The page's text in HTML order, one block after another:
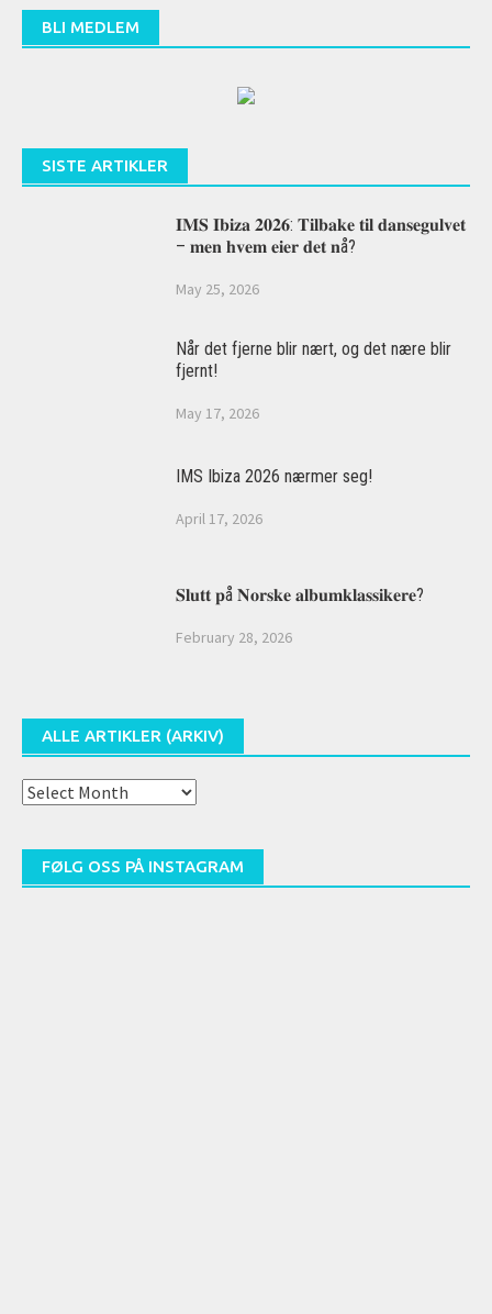
BLI MEDLEM
SISTE ARTIKLER
𝐈𝐌𝐒 𝐈𝐛𝐢𝐳𝐚 𝟐𝟎𝟐𝟔: 𝐓𝐢𝐥𝐛𝐚𝐤𝐞 𝐭𝐢𝐥 𝐝𝐚𝐧𝐬𝐞𝐠𝐮𝐥𝐯𝐞𝐭
– 𝐦𝐞𝐧 𝐡𝐯𝐞𝐦 𝐞𝐢𝐞𝐫 𝐝𝐞𝐭 𝐧å?
May 25, 2026
Når det fjerne blir nært, og det nære blir
fjernt!
May 17, 2026
IMS Ibiza 2026 nærmer seg!
April 17, 2026
𝐒𝐥𝐮𝐭𝐭 𝐩å 𝐍𝐨𝐫𝐬𝐤𝐞 𝐚𝐥𝐛𝐮𝐦𝐤𝐥𝐚𝐬𝐬𝐢𝐤𝐞𝐫𝐞?
February 28, 2026
ALLE ARTIKLER (ARKIV)
Alle
(arkiv)
FØLG OSS PÅ INSTAGRAM